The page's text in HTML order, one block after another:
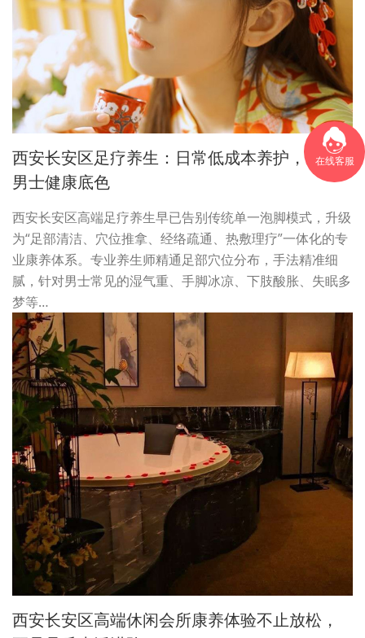
在线客服
西安长安区足疗养生：日常低成本养护，守护
男士健康底色
西安长安区高端足疗养生早已告别传统单一泡脚模式，升级
为“足部清洁、穴位推拿、经络疏通、热敷理疗”一体化的专
业康养体系。专业养生师精通足部穴位分布，手法精准细
腻，针对男士常见的湿气重、手脚冰凉、下肢酸胀、失眠多
梦等…
西安长安区高端休闲会所康养体验不止放松，